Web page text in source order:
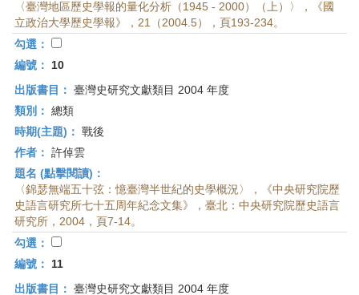
〈臺灣地區歷史學報的量化分析（1945 - 2000）（上）〉，《國
立政治大學歷史學報》，21（2004.5），頁193-234。
勾選：
編號：
10
出版書目： 臺灣史研究文獻類目 2004 年度
類別： 總類
時期(主題)： 戰後
作者： 許倬雲
題名 (點擊閱讀)：
〈錦瑟無端五十弦：憶臺灣半世紀的史學概況〉，《中央研究院歷
史語言研究所七十五周年紀念文集》，臺北：中央研究院歷史語言
研究所，2004，頁7-14。
勾選：
編號：
11
出版書目： 臺灣史研究文獻類目 2004 年度